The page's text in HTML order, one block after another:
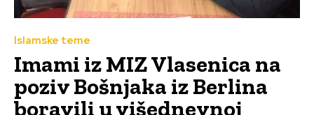
Islamske teme
Imami iz MIZ Vlasenica na
poziv Bošnjaka iz Berlina
boravili u višednevnoj